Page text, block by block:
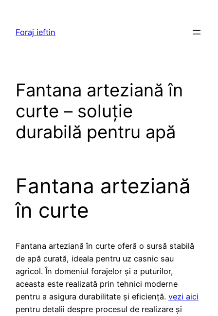
content
Foraj ieftin
Fantana arteziană în
curte – soluție
durabilă pentru apă
Fantana arteziană
în curte
Fantana arteziană în curte oferă o sursă stabilă
de apă curată, ideala pentru uz casnic sau
agricol. În domeniul forajelor și a puturilor,
aceasta este realizată prin tehnici moderne
pentru a asigura durabilitate și eficiență. vezi aici
pentru detalii despre procesul de realizare și